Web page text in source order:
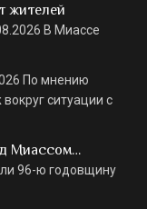
жителей
В Миассе
По мнению
ситуации с
Миассом…
96-ю годовщину